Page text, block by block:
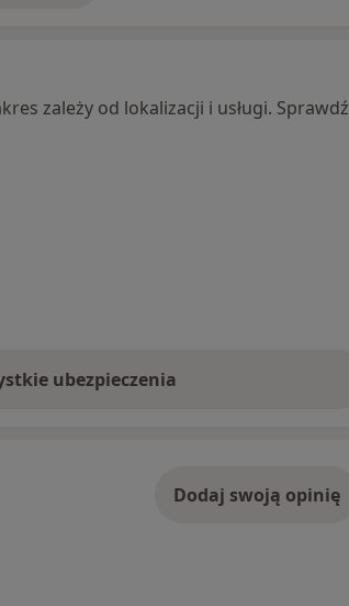
zależy od lokalizacji i usługi. Sprawdź
ubezpieczenia
Dodaj swoją opinię